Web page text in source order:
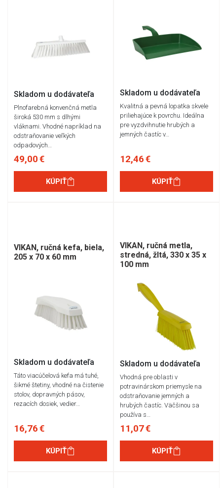
Skladom u dodávateľa
Plnofarebná konvenčná metla
široká 530 mm s dlhými
vláknami. Vhodné napríklad na
odstraňovanie veľkých
odpadových…
49,00 €
KÚPIŤ
Skladom u dodávateľa
Kvalitná a pevná lopatka skvele
priliehajúce k povrchu. Ideálna
pre vyzdvihnutie hrubých a
jemných častíc v…
12,46 €
KÚPIŤ
VIKAN, ručná kefa, biela,
205 x 70 x 60 mm
Skladom u dodávateľa
Táto viacúčelová kefa má tuhé,
šikmé štetiny, vhodné na čistenie
stolov, dopravných pásov,
rezacích dosiek, vedier…
16,76 €
KÚPIŤ
VIKAN, ručná metla,
stredná, žltá, 330 x 35 x
100 mm
Skladom u dodávateľa
Vhodná pre oblasti v
potravinárskom priemysle na
odstraňovanie jemných a
hrubých častíc. Väčšinou sa
používa s…
11,07 €
KÚPIŤ